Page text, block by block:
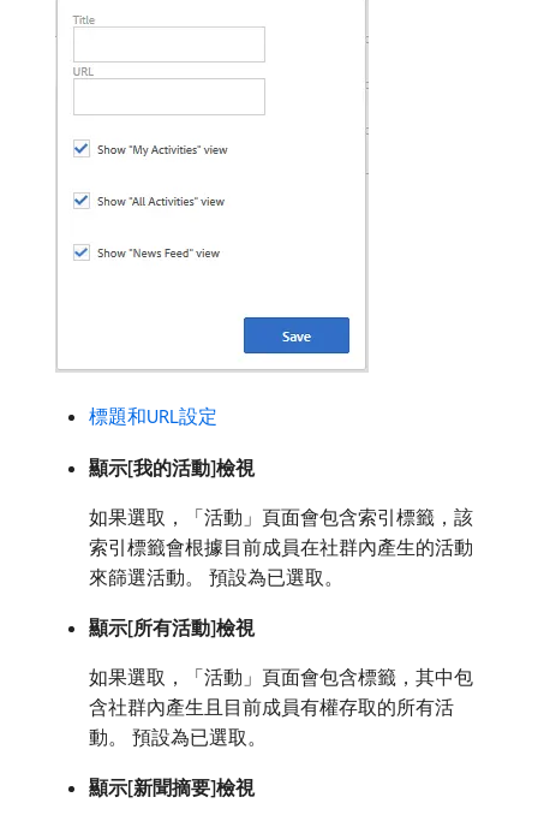
標題和URL設定
顯示[我的活動]檢視
如果選取，「活動」頁面會包含索引標籤，該
索引標籤會根據目前成員在社群內產生的活動
來篩選活動。 預設為已選取。
顯示[所有活動]檢視
如果選取，「活動」頁面會包含標籤，其中包
含社群內產生且目前成員有權存取的所有活
動。 預設為已選取。
顯示[新聞摘要]檢視